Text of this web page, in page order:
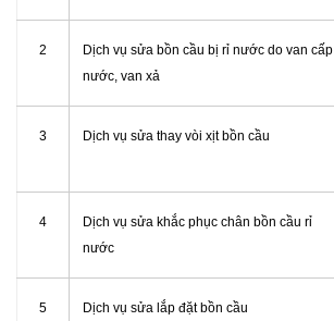
2
Dịch vụ sửa bồn cầu bị rỉ nước do van cấp
nước, van xả
3 Dịch vụ sửa thay vòi xịt bồn cầu
4
Dịch vụ sửa khắc phục chân bồn cầu rỉ
nước
5 Dịch vụ sửa lắp đặt bồn cầu